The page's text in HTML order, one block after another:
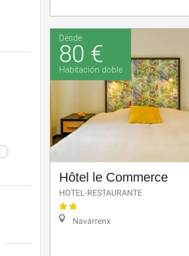
Desde
80 €
Habitación doble
Hôtel le Commerce
HOTEL-RESTAURANTE
Navarrenx